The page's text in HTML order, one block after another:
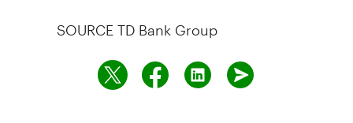
SOURCE TD Bank Group